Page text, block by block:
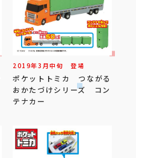
2019年3 月中旬 登場
ポケットトミカ つながる
おかたづけシリーズ コン
テナカー